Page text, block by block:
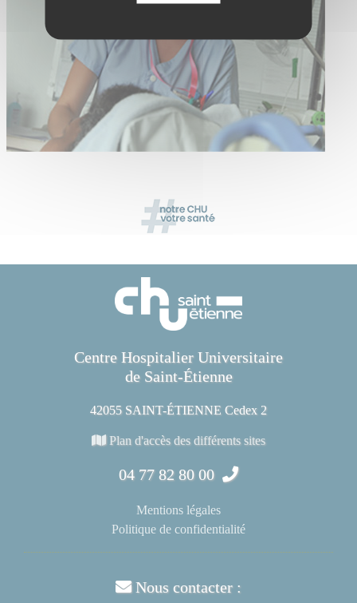
Centre Hospitalier Universitaire
de Saint-Étienne
42055 SAINT-ÉTIENNE Cedex 2
Plan d'accès des différents sites
04 77 82 80 00
Mentions légales
Politique de confidentialité
Nous contacter :